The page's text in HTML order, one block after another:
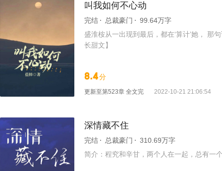
叫我如何不心动
完结 总裁豪门
99.64万字
盛淮桉从一出现到最后，都在‘算计’她，
长甜文】
8.4分
更新至第523章 全文完 2022-10-21 21:06:54
深情藏不住
完结 总裁豪门
310.69万字
简介：程究和辛甘，两个人在一起，总有一